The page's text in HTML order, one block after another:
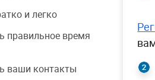
и легко
правильное время
ваши контакты